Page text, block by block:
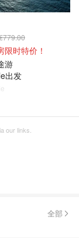
限时特价！
游
出发
our links.
全部